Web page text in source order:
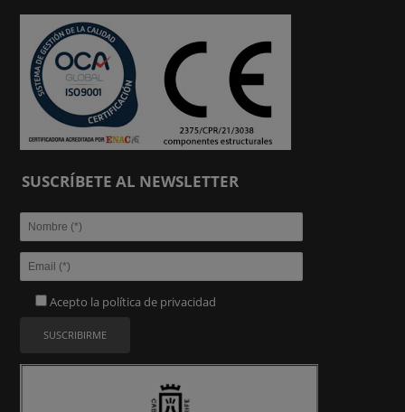
SUSCRÍBETE AL NEWSLETTER
Acepto la política de privacidad